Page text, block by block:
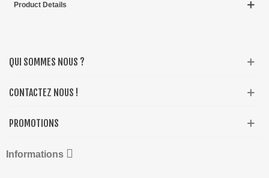
Product Details
QUI SOMMES NOUS ?
CONTACTEZ NOUS !
PROMOTIONS
Informations 